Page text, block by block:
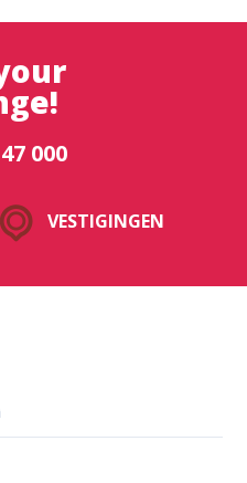
000
VESTIGINGEN